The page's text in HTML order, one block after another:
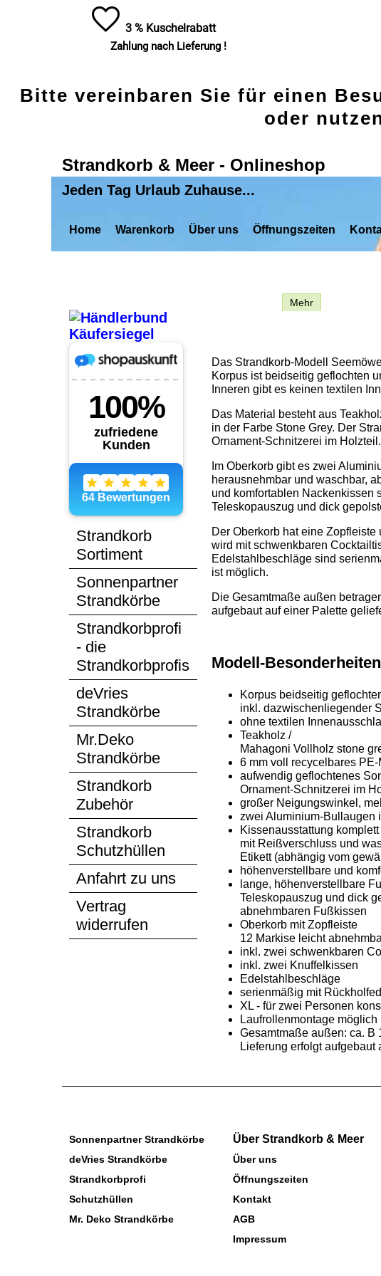
3 % Kuschelrabatt
Zahlung nach Lieferung !
Bitte vereinbaren Sie für einen
oder
Strandkorb & Meer - Onlineshop
Jeden Tag Urlaub Zuhause...
Home Warenkorb Über uns Öffnungszeiten
Strandkorb
Sortiment
Sonnenpartner
Strandkörbe
Strandkorbprofi
- die
Strandkorbprofis
deVries
Strandkörbe
Mr.Deko
Strandkörbe
Strandkorb
Zubehör
Strandkorb
Schutzhüllen
Anfahrt zu uns
Vertrag
widerrufen
Mehr
Das Strandkorb-Modell
Korpus ist beidseitig geflochten
Inneren gibt es keinen textilen
Das Material besteht aus
in der Farbe Stone Grey. Der
Ornament-Schnitzerei im
Im Oberkorb gibt es zwei
herausnehmbar und waschbar,
und komfortablen Nackenkissen
Teleskopauszug und dick
Der Oberkorb hat eine
wird mit schwenkbaren
Edelstahlbeschläge sind
ist möglich.
Die Gesamtmaße außen
aufgebaut auf einer Palette
Modell-Besonderheiten
Korpus beidseitig
inkl. dazwischenliegender
ohne textilen
Teakholz /
Mahagoni Vollholz stone
6 mm voll recycelbares
aufwendig geflochtenes
Ornament-Schnitzerei im
großer Neigungswinkel,
zwei Aluminium-Bullaugen
Kissenausstattung
mit Reißverschluss und
Etikett (abhängig vom
höhenverstellbare und
lange, höhenverstellbare
Teleskopauszug und dick
abnehmbaren Fußkissen
Oberkorb mit Zopfleiste
12 Markise leicht
inkl. zwei schwenkbaren
inkl. zwei Knuffelkissen
Edelstahlbeschläge
serienmäßig mit
XL - für zwei Personen
Laufrollenmontage möglich
Gesamtmaße außen: ca. B
Lieferung erfolgt aufgebaut
Sonnenpartner Strandkörbe
deVries Strandkörbe
Strandkorbprofi
Schutzhüllen
Mr. Deko Strandkörbe
Über Strandkorb & Meer
Über uns
Öffnungszeiten
Kontakt
AGB
Impressum